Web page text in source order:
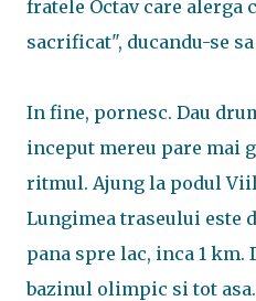
fratele Octav care alerga
sacrificat", ducandu-se sa
In fine, pornesc. Dau
inceput mereu pare mai
ritmul. Ajung la podul
Lungimea traseului este
pana spre lac, inca 1
bazinul olimpic si tot asa.